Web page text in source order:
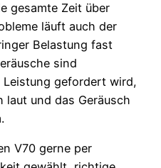
gesamte Zeit über
läuft auch der
Belastung fast
sind
Leistung gefordert wird,
laut und das Geräusch
V70 gerne per